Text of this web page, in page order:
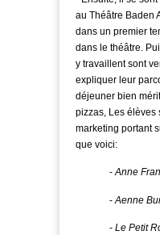
au Théâtre Baden
dans un premier
dans le théâtre.
y travaillent sont
expliquer leur
déjeuner bien
pizzas, Les élèves
marketing portant
que voici:
-Anne
- Aenne
- Le Petit